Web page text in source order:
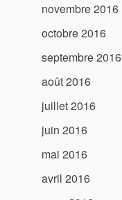
novembre 2016
octobre 2016
septembre 2016
août 2016
juillet 2016
juin 2016
mai 2016
avril 2016